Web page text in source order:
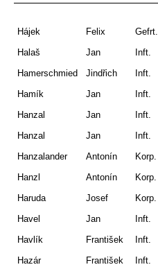
Hájek Felix Gefrt.
Halaš
Jan Inft.
Hamerschmied
Jindřich Inft.
Hamík
Jan Inft.
Hanzal
Jan Inft.
Hanzal
Jan Inft.
Hanzalander
Antonín Korp.
Hanzl
Antonín Korp.
Haruda
Josef Korp.
Havel
Jan Inft.
Havlík
František Inft.
Hazár
František Inft.